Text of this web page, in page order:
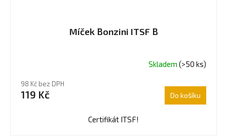
Míček Bonzini ITSF B
produktu
je
Skladem(>50 ks)
98 Kč bez DPH
119 Kč Do košíku
Certifikát ITSF!